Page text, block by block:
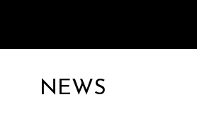
NEWS